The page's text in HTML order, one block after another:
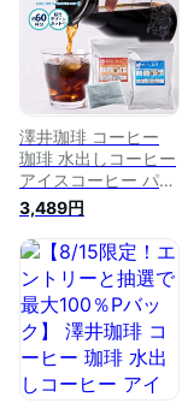
澤井珈琲 コーヒー
珈琲 水出しコーヒー
アイスコーヒー パッ
ク アイスコーヒー豆
水出し珈琲 10パック
入り 2袋 送料無料 金
と銀の水出し珈琲 2
種 HARIO 水出し珈
琲ポット 700ml 福袋
ソルブレンド ルナブ
レンドプレミアム 贅
沢 高級 逸品 ソル ル
ナ ※冷凍便不可
3,489円